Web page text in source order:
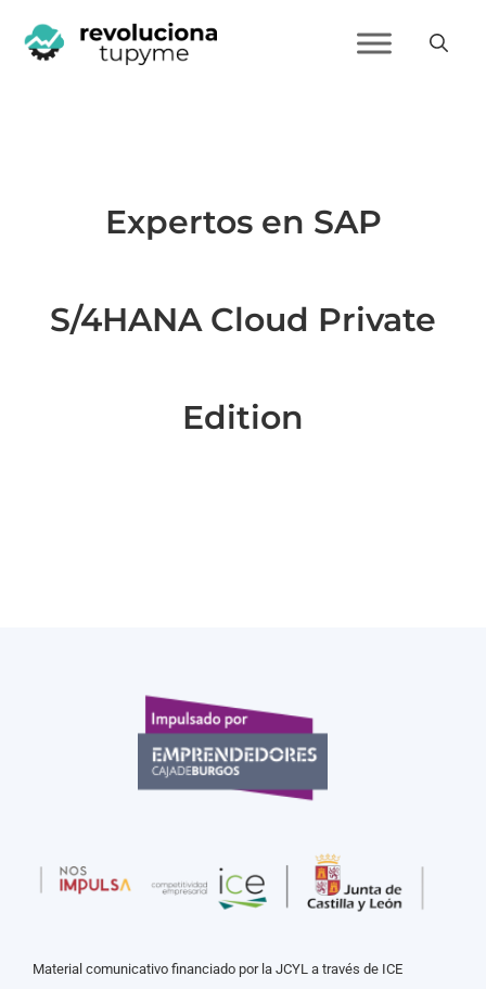
Expertos en SAP
S/4HANA Cloud Private
Edition
Material comunicativo financiado por la JCYL a través de ICE